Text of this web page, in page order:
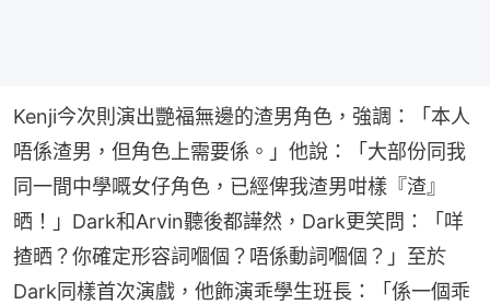
Kenji今次則演出艷福無邊的渣男角色，強調：「本人
唔係渣男，但角色上需要係。」他說：「大部份同我
同一間中學嘅女仔角色，已經俾我渣男咁樣『渣』
晒！」Dark和Arvin聽後都譁然，Dark更笑問：「咩
揸晒？你確定形容詞嗰個？唔係動詞嗰個？」至於
Dark同樣首次演戲，他飾演乖學生班長：「係一個乖